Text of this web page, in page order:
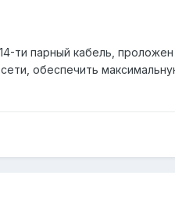
парный кабель,
обеспечить